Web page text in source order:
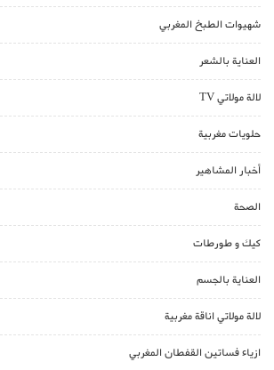
شهيوات الطبخ المغربي
العناية بالشعر
لالة مولاتي TV
حلويات مغربية
أخبار المشاهير
الصحة
كيك و طورطات
العناية بالجسم
لالة مولاتي اناقة مغربية
ازياء فساتين القفطان المغربي